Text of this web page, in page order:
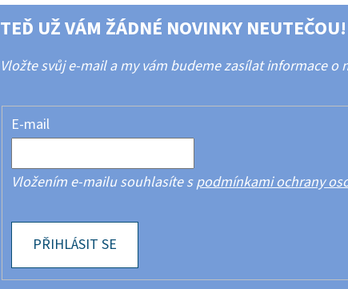
TEĎ UŽ VÁM ŽÁDNÉ NOVINKY NEUTEČOU!
Vložte svůj e-mail a my vám budeme zasílat informace
E-mail
Vložením e-mailu souhlasíte spodmínkami ochrany
PŘIHLÁSIT SE